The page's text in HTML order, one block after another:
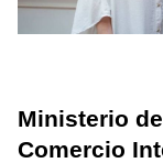
Ministerio
Comercio